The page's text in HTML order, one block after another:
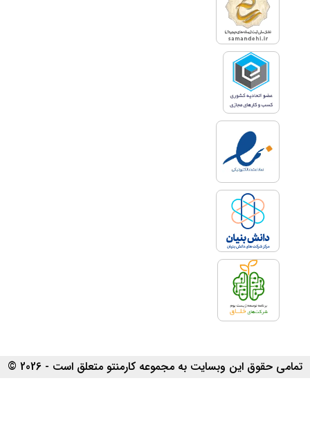
تمامی حقوق این وبسایت به مجموعه کارمنتو متعلق است - 2026 ©